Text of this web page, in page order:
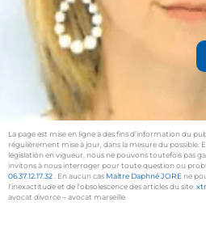
La page est mise en ligne à des fins d’information du
régulièrement mise à jour, dans la mesure du possible.
législation en vigueur, nous ne pouvons toutefois pas
invitons à nous interroger pour toute question ou
06.37.12.17.32 . En aucun cas Maître Daphné JORE ne
l’inexactitude et de l’obsolescence des articles du site.
avocat divorce – avocat marseille